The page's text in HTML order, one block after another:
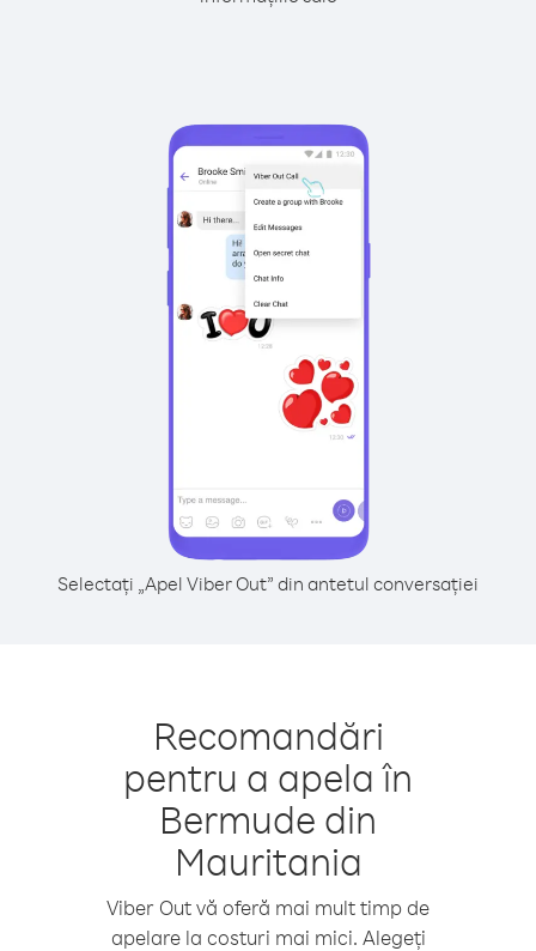
Selectați „Apel Viber Out” din antetul conversației
Recomandări
pentru a apela în
Bermude din
Mauritania
Viber Out vă oferă mai mult timp de
apelare la costuri mai mici. Alegeți